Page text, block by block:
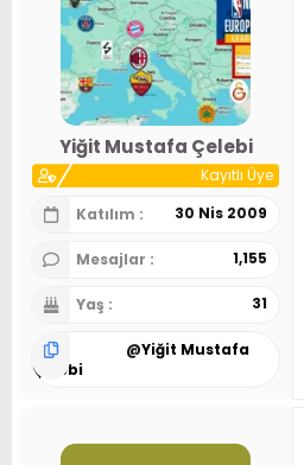
Yiğit Mustafa Çelebi
Kayıtlı Üye
Katılım
30 Nis 2009
Mesajlar 1,155
Yaş 31
@Yiğit Mustafa
Çelebi